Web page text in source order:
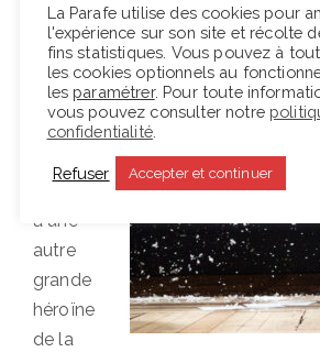
Bovary
en avril
2016,
Tiago
Rodrigue
à une
autre
grande
héroïne
de la
La Parafe utilise des cookies pour
l'expérience sur son site et récolte
fins statistiques. Vous pouvez à
les cookies optionnels au
les paramétrer. Pour toute
vous pouvez consulter notre
confidentialité.
Refuser Accepter et continuer